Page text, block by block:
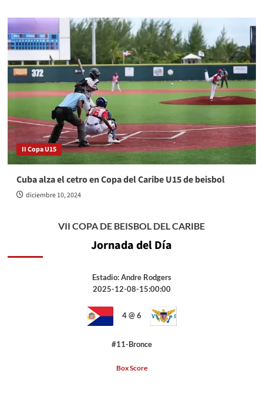
II Copa U15
Cuba alza el cetro en Copa del Caribe U15 de beisbol
diciembre 10, 2024
VII COPA DE BEISBOL DEL CARIBE
Jornada del Día
Estadio: Andre Rodgers
2025-12-08-15:00:00
4 @ 6
#11-Bronce
Box Score